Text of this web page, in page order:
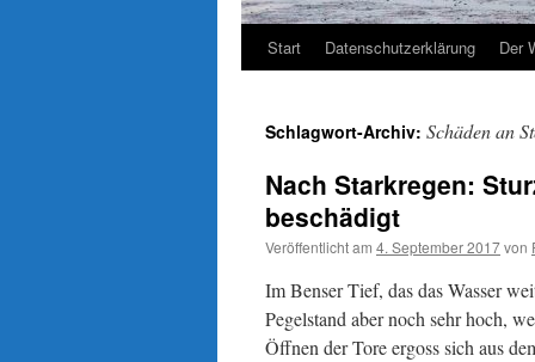
Start Datenschutzerklärung Der
Schlagwort-Archiv: Schäden an
Nach Starkregen:
beschädigt
Veröffentlicht am 4. September 2017von
Im Benser Tief, das das Wasser
Pegelstand aber noch sehr hoch,
Öffnen der Tore ergoss sich aus